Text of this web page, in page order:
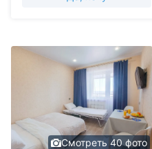
Смотреть 40 фото